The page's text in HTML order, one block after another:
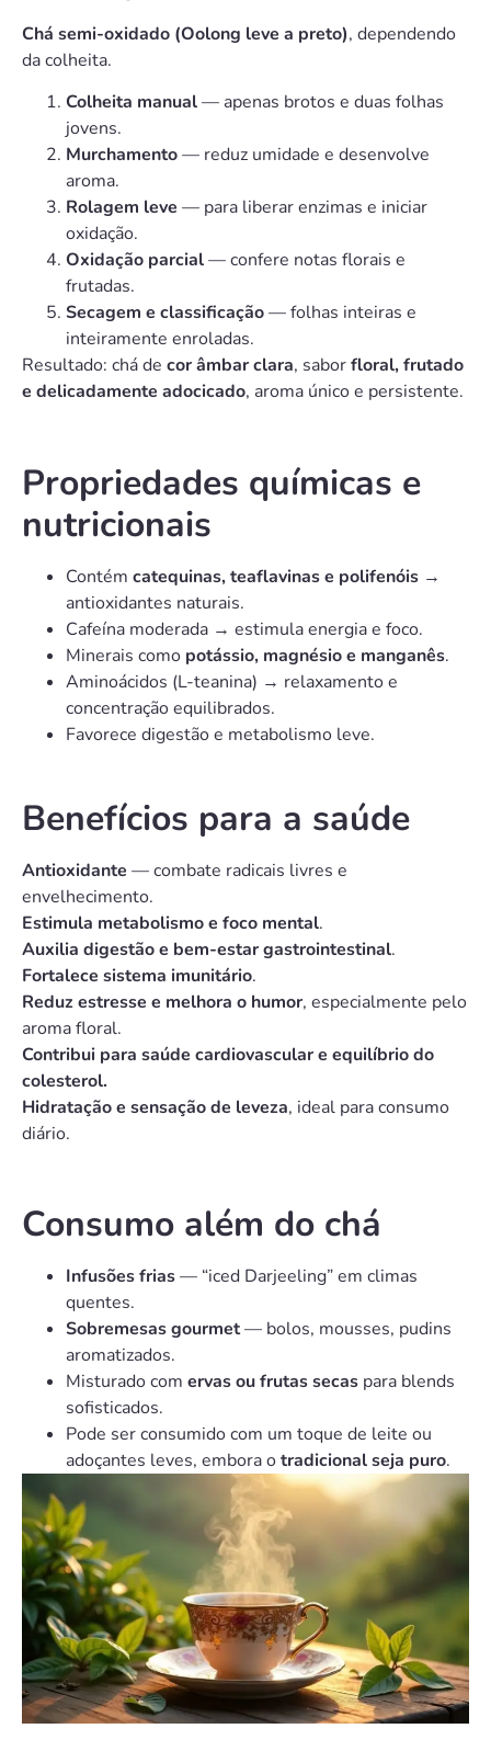
Chá semi-oxidado (Oolong leve a preto), dependendo
da colheita.
Colheita manual— apenas brotos e duas folhas
jovens.
Murchamento— reduz umidade e desenvolve
aroma.
Rolagem leve — para liberar enzimas e iniciar
oxidação.
Oxidação parcial— confere notas florais e
frutadas.
Secagem e classificação— folhas inteiras e
inteiramente enroladas.
Resultado: chá de cor âmbar clara, saborfloral, frutado
e delicadamente adocicado, aroma único e persistente.
Propriedades químicas e
nutricionais
Contém catequinas, teaflavinas e polifenóis →
antioxidantes naturais.
Cafeína moderada → estimula energia e foco.
Minerais como potássio, magnésio e manganês.
Aminoácidos (L-teanina) → relaxamento e
concentração equilibrados.
Favorece digestão e metabolismo leve.
Benefícios para a saúde
Antioxidante — combate radicais livres e
envelhecimento.
Estimula metabolismo e foco mental.
Auxilia digestão e bem-estar gastrointestinal.
Fortalece sistema imunitário.
Reduz estresse e melhora o humor, especialmente pelo
aroma floral.
Contribui para saúde cardiovascular e equilíbrio do
colesterol.
Hidratação e sensação de leveza, ideal para consumo
diário.
Consumo além do chá
Infusões frias— “iced Darjeeling” em climas
quentes.
Sobremesas gourmet— bolos, mousses, pudins
aromatizados.
Misturado com ervas ou frutas secas para blends
sofisticados.
Pode ser consumido com um toque de leite ou
adoçantes leves, embora otradicional seja puro.